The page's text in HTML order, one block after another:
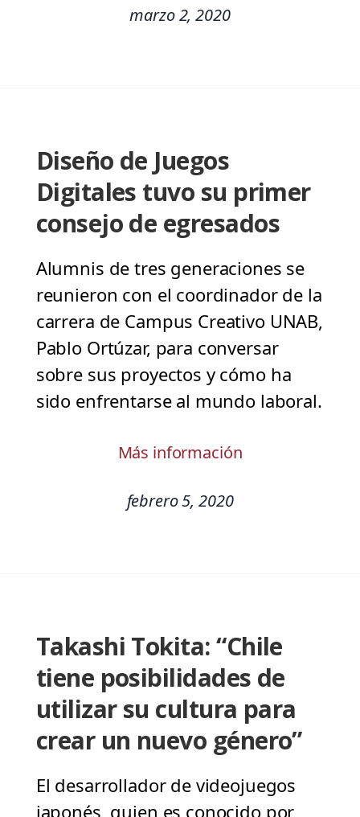
marzo 2, 2020
Diseño de Juegos
Digitales tuvo su primer
consejo de egresados
Alumnis de tres generaciones se
reunieron con el coordinador de la
carrera de Campus Creativo UNAB,
Pablo Ortúzar, para conversar
sobre sus proyectos y cómo ha
sido enfrentarse al mundo laboral.
Más información
febrero 5, 2020
Takashi Tokita: “Chile
tiene posibilidades de
utilizar su cultura para
crear un nuevo género”
El desarrollador de videojuegos
japonés, quien es conocido por